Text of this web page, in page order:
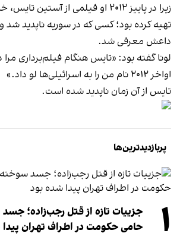
زیرا در پاییز ۲۰۱۲ او فیلمی از آستین
تهیه کرده بود؛ کسی که در سوریه ناپدید شد
داعش معرفی شد.
لونا گفته بود: «تایس هنگام فیلم‌برداری مرا
اواخر ۲۰۱۲ نام من را به اسرائیلی‌ها لو داد.»
تایس از آن زمان ناپدید شده است.
پربازدیدترین‌ها
۱
جزییات تازه از قتل رجب‌زاده؛
حامی حکومت در اطراف تهران